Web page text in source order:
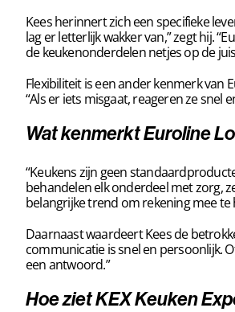
Kees herinnert zich een specifieke
lag er letterlijk wakker van,” zegt hij.
de keukenonderdelen netjes op de
Flexibiliteit is een ander kenmerk van
“Als er iets misgaat, reageren ze
Watkenmerkt Euroline
“Keukens zijn geen
behandelen elk onderdeel met zorg,
belangrijke trend om rekening mee te
Daarnaast waardeert Kees de
communicatie is snel en persoonlijk.
een antwoord.”
Hoe ziet KEX Keuken